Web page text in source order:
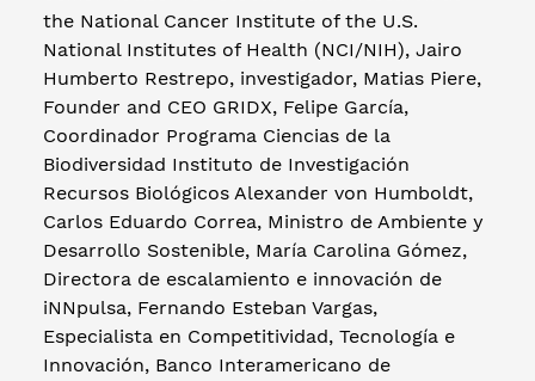
the National Cancer Institute of the U.S.
National Institutes of Health (NCI/NIH), Jairo
Humberto Restrepo, investigador, Matias Piere,
Founder and CEO GRIDX, Felipe García,
Coordinador Programa Ciencias de la
Biodiversidad Instituto de Investigación
Recursos Biológicos Alexander von Humboldt,
Carlos Eduardo Correa, Ministro de Ambiente y
Desarrollo Sostenible, María Carolina Gómez,
Directora de escalamiento e innovación de
iNNpulsa, Fernando Esteban Vargas,
Especialista en Competitividad, Tecnología e
Innovación, Banco Interamericano de